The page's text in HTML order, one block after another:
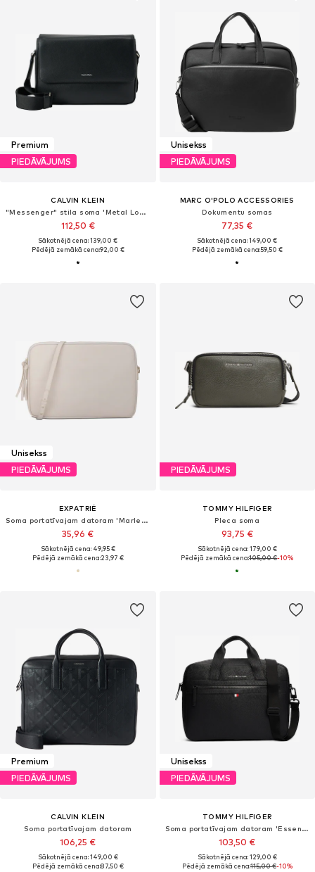
Premium
PIEDĀVĀJUMS
CALVIN KLEIN
"Messenger" stila soma 'Metal Logo Messenger'
112,50 €
Sākotnējā cena: 139,00 €
Pēdējā zemākā cena:92,00 €
Unisekss
PIEDĀVĀJUMS
MARC O'POLO ACCESSORIES
Dokumentu somas
77,35 €
Sākotnējā cena: 149,00 €
Pēdējā zemākā cena:59,50 €
Unisekss
PIEDĀVĀJUMS
EXPATRIÉ
Soma portatīvajam datoram 'Marlene 13 Zoll'
35,96 €
Sākotnējā cena: 49,95 €
Pēdējā zemākā cena:23,97 €
PIEDĀVĀJUMS
TOMMY HILFIGER
Pleca soma
93,75 €
Sākotnējā cena: 179,00 €
Pēdējā zemākā cena:105,00 €-10%
Premium
PIEDĀVĀJUMS
CALVIN KLEIN
Soma portatīvajam datoram
106,25 €
Sākotnējā cena: 149,00 €
Pēdējā zemākā cena:87,50 €
Unisekss
PIEDĀVĀJUMS
TOMMY HILFIGER
Soma portatīvajam datoram 'Essential'
103,50 €
Sākotnējā cena: 129,00 €
Pēdējā zemākā cena:115,00 €-10%